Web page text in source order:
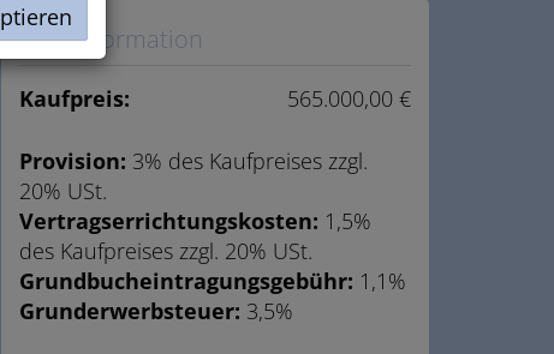
Preisinformation
Kaufpreis: 565.000,00 €
Provision: 3% des Kaufpreises zzgl.
20% USt.
Vertragserrichtungskosten: 1,5%
des Kaufpreises zzgl. 20% USt.
Grundbucheintragungsgebühr: 1,1%
Grunderwerbsteuer: 3,5%